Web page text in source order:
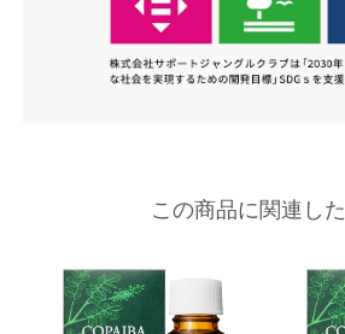
この商品に関連し